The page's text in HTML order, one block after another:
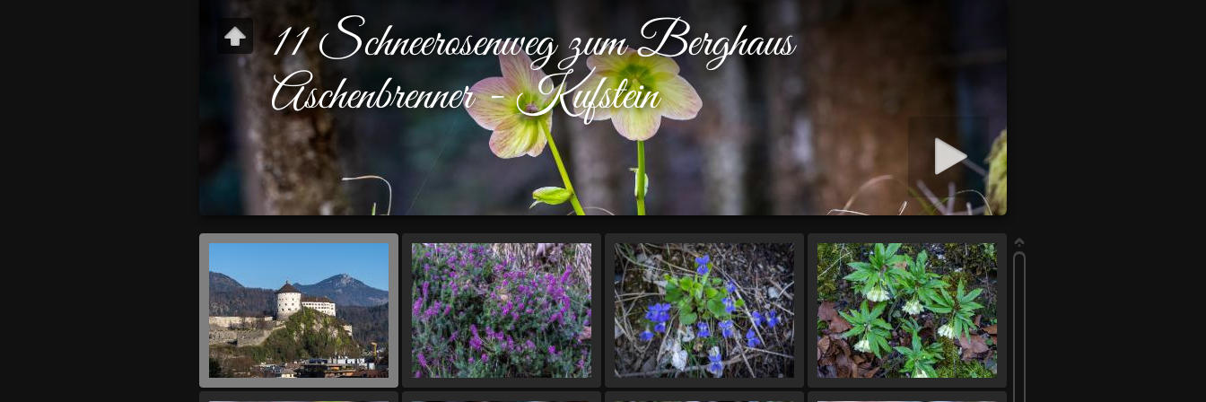
11 Schneerosenweg zum Berghaus
Aschenbrenner - Kufstein
Diashow starten